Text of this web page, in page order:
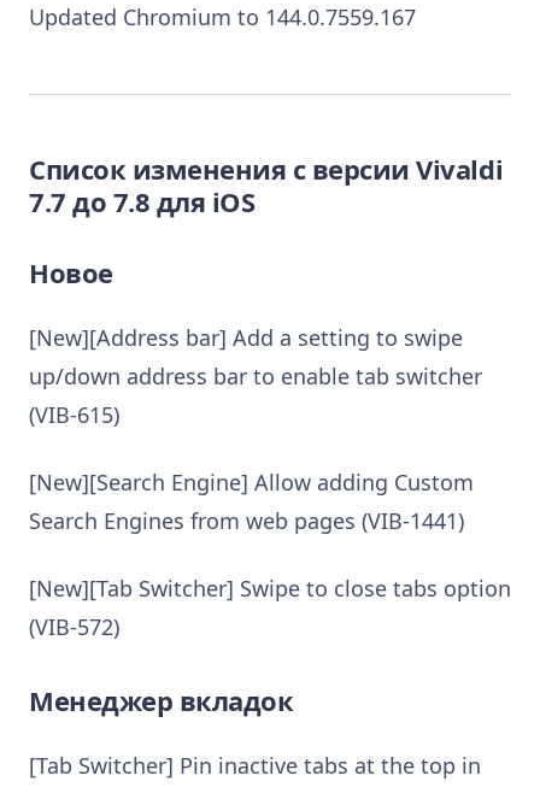
Updated Chromium to 144.0.7559.167
Список изменения с версии Vivaldi
7.7 до 7.8 для iOS
Новое
[New][Address bar] Add a setting to swipe
up/down address bar to enable tab switcher
(VIB-615)
[New][Search Engine] Allow adding Custom
Search Engines from web pages (VIB-1441)
[New][Tab Switcher] Swipe to close tabs option
(VIB-572)
Менеджер вкладок
[Tab Switcher] Pin inactive tabs at the top in